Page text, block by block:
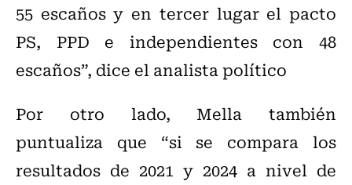
55 escaños y en tercer lugar el pacto
PS, PPD e independientes con 48
escaños”, dice el analista político
Por otro lado, Mella también
puntualiza que “si se compara los
resultados de 2021 y 2024 a nivel de